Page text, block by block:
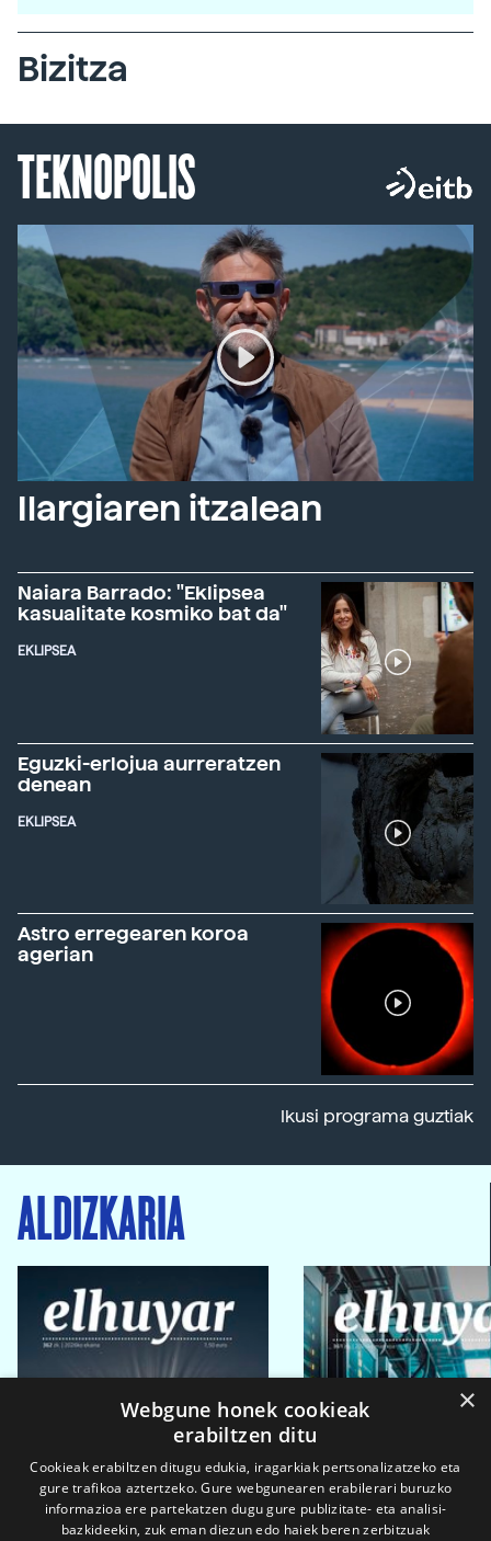
Bizitza
TEKNOPOLIS
Ilargiaren itzalean
Naiara Barrado: "Eklipsea
kasualitate kosmiko bat da"
EKLIPSEA
Eguzki-erlojua aurreratzen
denean
EKLIPSEA
Astro erregearen koroa
agerian
Ikusi programa guztiak
ALDIZKARIA
×
Webgune honek cookieak
erabiltzen ditu
Cookieak erabiltzen ditugu edukia, iragarkiak pertsonalizatzeko eta
gure trafikoa aztertzeko. Gure webgunearen erabilerari buruzko
informazioa ere partekatzen dugu gure publizitate- eta analisi-
bazkideekin, zuk eman diezun edo haiek beren zerbitzuak